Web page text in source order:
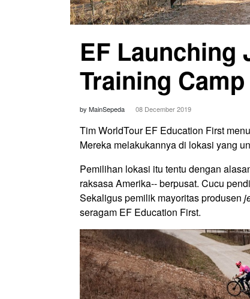
EF Launching
Training
by MainSepeda 08 December 2019
Tim WorldTour EF Education First
Mereka melakukannya di lokasi yang
Pemilihan lokasi itu tentu dengan
raksasa Amerika-- berpusat. Cucu
Sekaligus pemilik mayoritas produsen
seragam EF Education First.